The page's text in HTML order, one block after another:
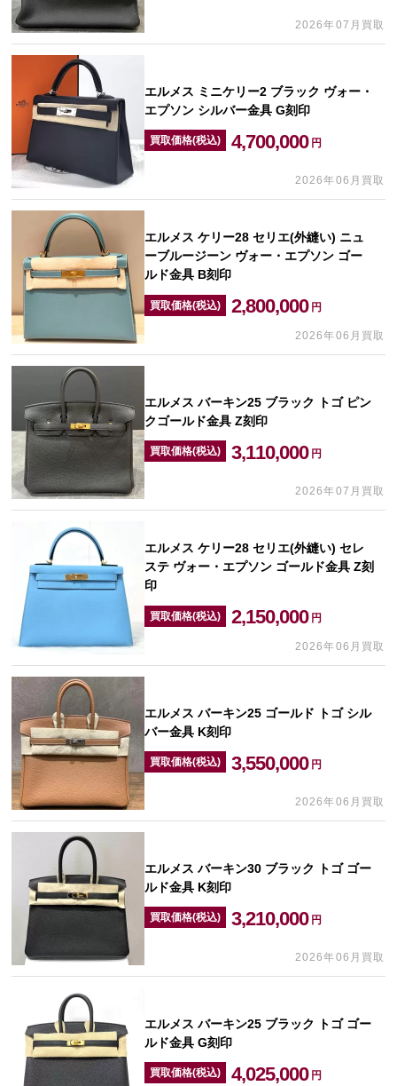
2026年07月買取
エルメス ミニケリー2 ブラック ヴォー・
エプソン シルバー金具 G刻印
買取価格(税込) 4,700,000 円
2026年06月買取
エルメス ケリー28 セリエ(外縫い) ニュ
ーブルージーン ヴォー・エプソン ゴー
ルド金具 B刻印
買取価格(税込) 2,800,000 円
2026年06月買取
エルメス バーキン25 ブラック トゴ ピン
クゴールド金具 Z刻印
買取価格(税込) 3,110,000 円
2026年07月買取
エルメス ケリー28 セリエ(外縫い) セレ
ステ ヴォー・エプソン ゴールド金具 Z刻
印
買取価格(税込) 2,150,000 円
2026年06月買取
エルメス バーキン25 ゴールド トゴ シル
バー金具 K刻印
買取価格(税込) 3,550,000 円
2026年06月買取
エルメス バーキン30 ブラック トゴ ゴー
ルド金具 K刻印
買取価格(税込) 3,210,000 円
2026年06月買取
エルメス バーキン25 ブラック トゴ ゴー
ルド金具 G刻印
買取価格(税込) 4,025,000 円